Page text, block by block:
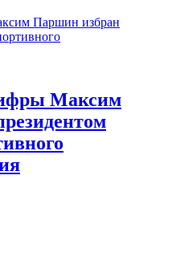
Максим